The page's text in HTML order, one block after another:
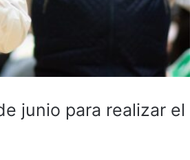
junio para realizar el